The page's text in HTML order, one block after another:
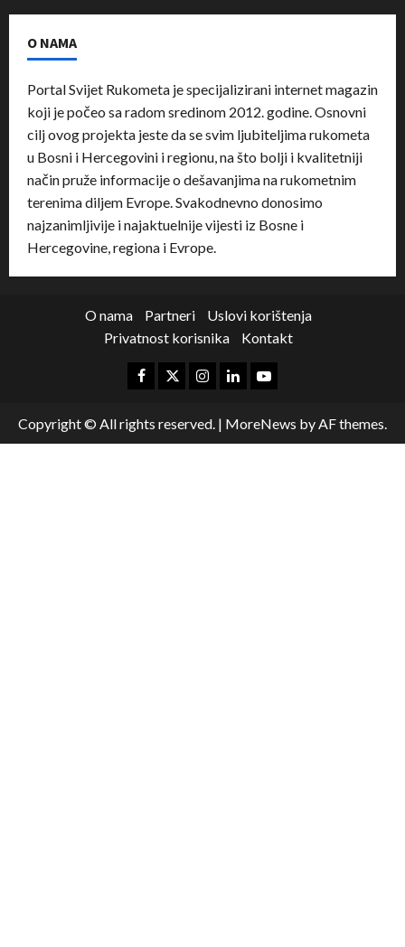
O NAMA
Portal Svijet Rukometa je specijalizirani internet magazin
koji je počeo sa radom sredinom 2012. godine. Osnovni
cilj ovog projekta jeste da se svim ljubiteljima rukometa
u Bosni i Hercegovini i regionu, na što bolji i kvalitetniji
način pruže informacije o dešavanjima na rukometnim
terenima diljem Evrope. Svakodnevno donosimo
najzanimljivije i najaktuelnije vijesti iz Bosne i
Hercegovine, regiona i Evrope.
O nama Partneri
Uslovi korištenja
Privatnost korisnika
Kontakt
Copyright © All rights reserved. | MoreNews by AF themes.